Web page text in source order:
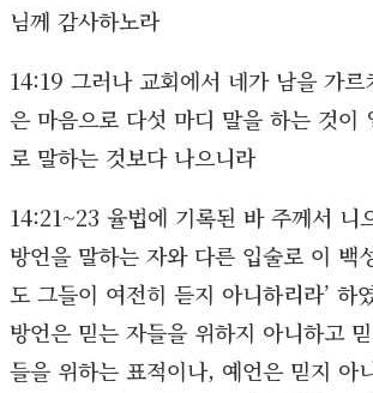
님께 감사하노라
14:19 그러나 교회에서 네가 남을 가르
은 마음으로 다섯 마디 말을 하는 것이
로 말하는 것보다 나으니라
14:21~23 율법에 기록된 바 주께서 니
방언을 말하는 자와 다른 입술로 이 백
도 그들이 여전히 듣지 아니하리라’ 하
방언은 믿는 자들을 위하지 아니하고
들을 위하는 표적이나, 예언은 믿지 아